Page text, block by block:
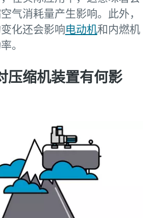
气消耗量产生影响。此外，
化还会影响电动机和内燃机
。
压缩机装置有何影